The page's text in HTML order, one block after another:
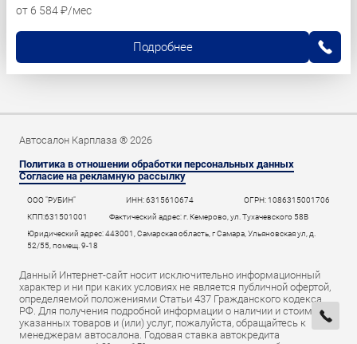
от 6 584 ₽/мес
Подробнее
Автосалон Карплаза ® 2026
Политика в отношении обработки персональных данных
Согласие на рекламную рассылку
ООО "РУБИН" ИНН: 6315610674
ОГРН: 1086315001706
КПП:631501001
Фактический адрес: г. Кемерово, ул. Тухачевского 58В
Юридический адрес: 443001, Самарская область, г Самара, Ульяновская ул, д.
52/55, помещ. 9-18
Данный Интернет-сайт носит исключительно информационный
характер и ни при каких условиях не является публичной офертой,
определяемой положениями Статьи 437 Гражданского кодекса
РФ. Для получения подробной информации о наличии и стоимости
указанных товаров и (или) услуг, пожалуйста, обращайтесь к
менеджерам автосалона. Годовая ставка автокредита